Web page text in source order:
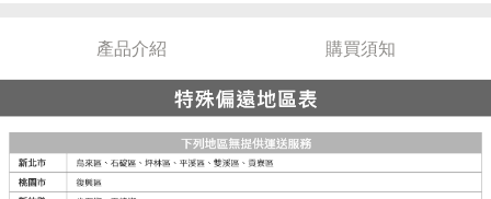
產品介紹 購買須知